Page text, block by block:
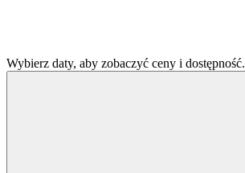
Wybierz daty, aby zobaczyć ceny i dostępność.